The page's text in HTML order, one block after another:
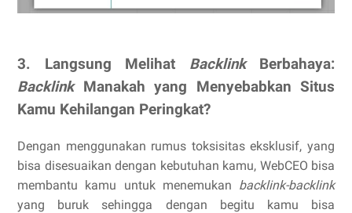
3. Langsung Melihat Backlink Berbahaya:
Backlink Manakah yang Menyebabkan Situs
Kamu Kehilangan Peringkat?
Dengan menggunakan rumus toksisitas eksklusif, yang
bisa disesuaikan dengan kebutuhan kamu, WebCEO bisa
membantu kamu untuk menemukan backlink-backlink
yang buruk sehingga dengan begitu kamu bisa